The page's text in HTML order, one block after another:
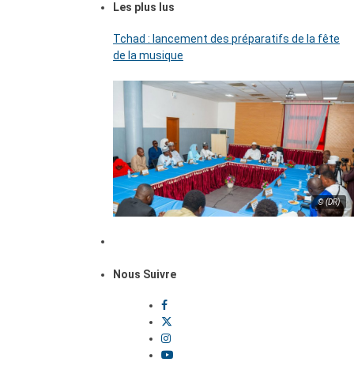
Les plus lus
Tchad : lancement des préparatifs de la fête
de la musique
© (DR)
Nous Suivre